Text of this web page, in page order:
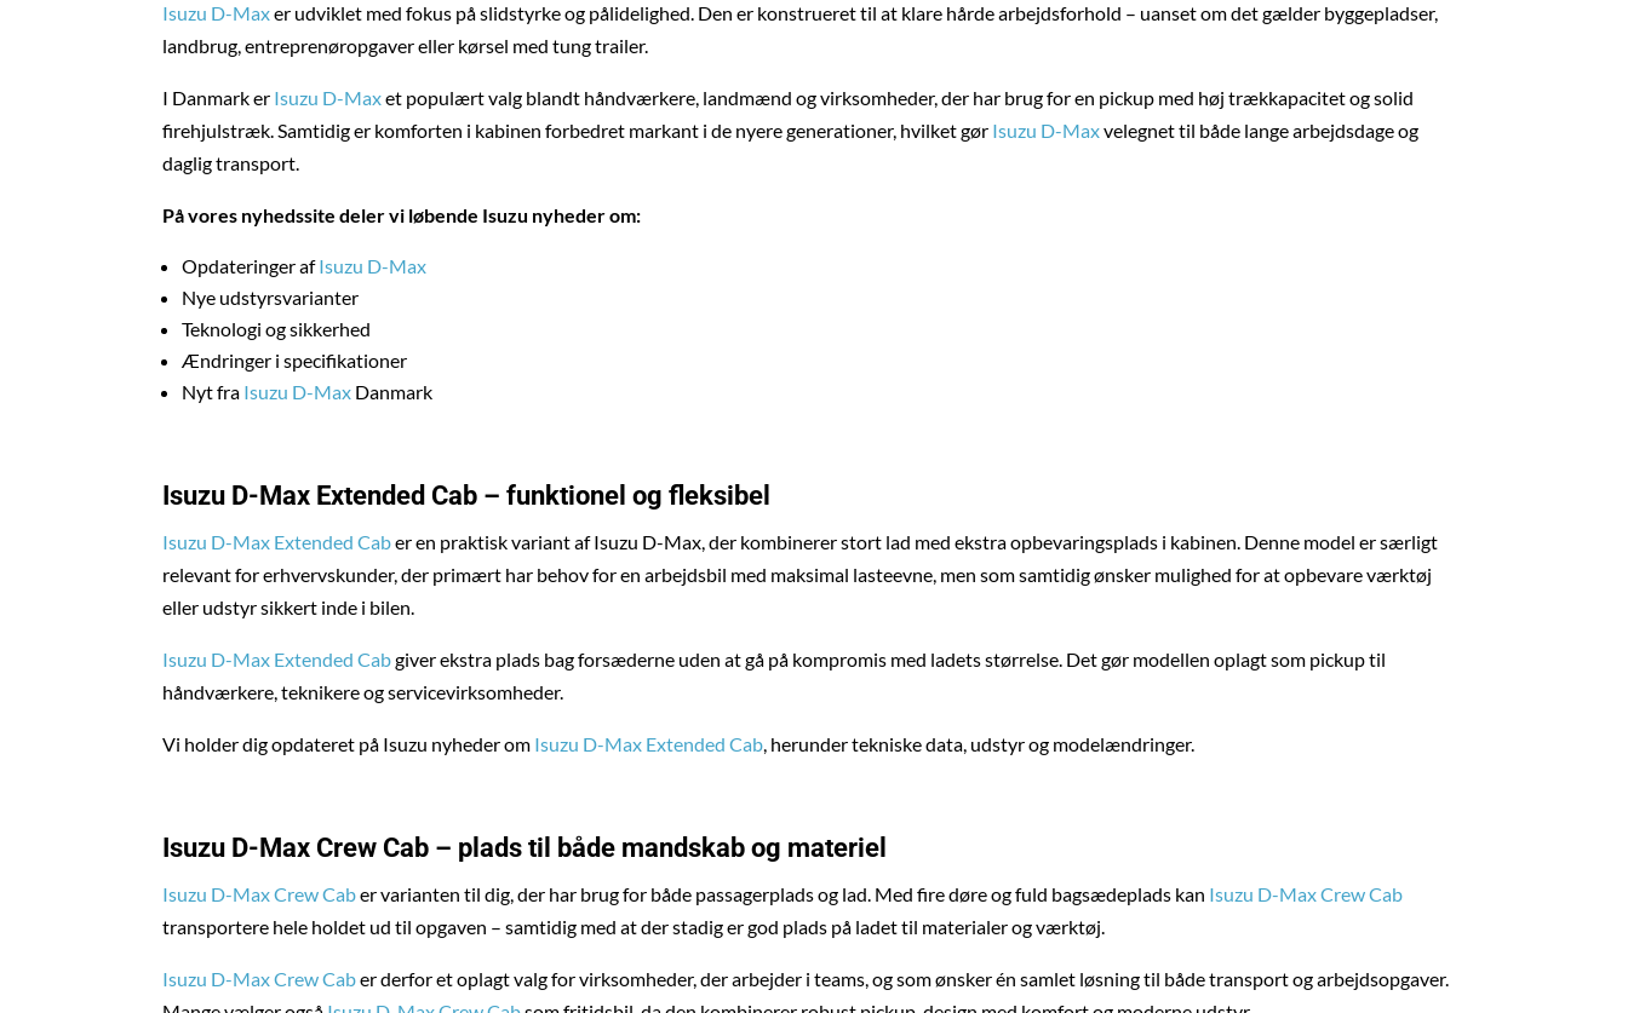
Isuzu D-Maxer udviklet med fokus på slidstyrke og pålidelighed. Den er konstrueret til at klare hårde arbejdsforhold – uanset om det gælder byggepladser,
landbrug, entreprenøropgaver eller kørsel med tung trailer.
I Danmark er Isuzu D-Maxet populært valg blandt håndværkere, landmænd og virksomheder, der har brug for en pickup med høj trækkapacitet og solid
firehjulstræk. Samtidig er komforten i kabinen forbedret markant i de nyere generationer, hvilket gør Isuzu D-Maxvelegnet til både lange arbejdsdage og
daglig transport.
På vores nyhedssite deler vi løbende Isuzu nyheder om:
Opdateringer afIsuzu D-Max
Nye udstyrsvarianter
Teknologi og sikkerhed
Ændringer i specifikationer
Nyt fra Isuzu D-Max Danmark
Isuzu D-Max Extended Cab – funktionel og fleksibel
Isuzu D-Max Extended Caber en praktisk variant af Isuzu D-Max, der kombinerer stort lad med ekstra opbevaringsplads i kabinen. Denne model er særligt
relevant for erhvervskunder, der primært har behov for en arbejdsbil med maksimal lasteevne, men som samtidig ønsker mulighed for at opbevare værktøj
eller udstyr sikkert inde i bilen.
Isuzu D-Max Extended Cabgiver ekstra plads bag forsæderne uden at gå på kompromis med ladets størrelse. Det gør modellen oplagt som pickup til
håndværkere, teknikere og servicevirksomheder.
Vi holder dig opdateret på Isuzu nyheder om Isuzu D-Max Extended Cab, herunder tekniske data, udstyr og modelændringer.
Isuzu D-Max Crew Cab – plads til både mandskab og materiel
Isuzu D-Max Crew Caber varianten til dig, der har brug for både passagerplads og lad. Med fire døre og fuld bagsædeplads kan Isuzu D-Max Crew Cab
transportere hele holdet ud til opgaven – samtidig med at der stadig er god plads på ladet til materialer og værktøj.
Isuzu D-Max Crew Caber derfor et oplagt valg for virksomheder, der arbejder i teams, og som ønsker én samlet løsning til både transport og arbejdsopgaver.